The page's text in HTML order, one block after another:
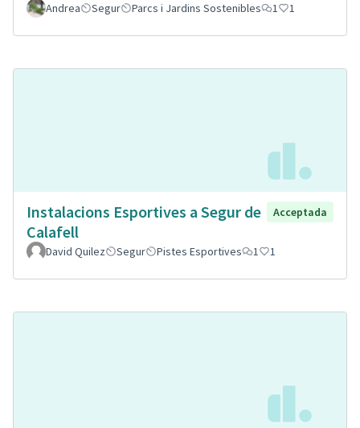
Andrea Segur Parcs i Jardins Sostenibles 1 1
Instalacions Esportives a Segur de
Calafell
Acceptada
David Quilez Segur Pistes Esportives 1 1